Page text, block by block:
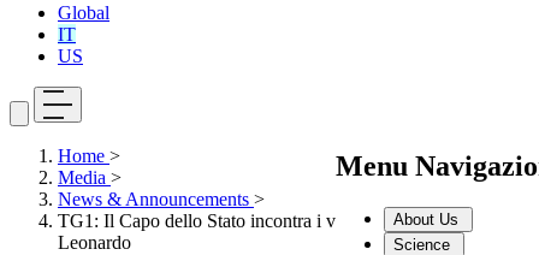
Global
IT
US
Menu
About Us
Science
Home >
Media >
News & Announcements >
TG1: Il Capo dello Stato incontra i vincitori del Premio
Leonardo